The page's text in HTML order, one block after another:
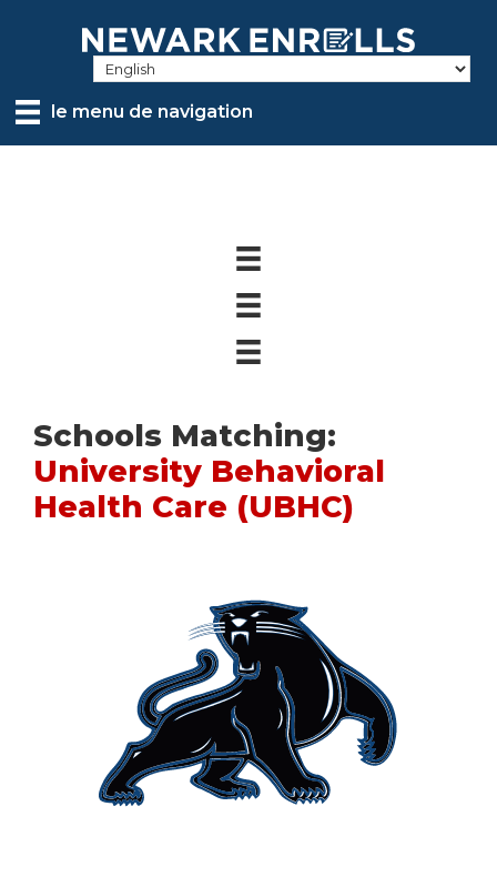
contentle menu de navigation
Schools Matching:
University Behavioral
Health Care (UBHC)